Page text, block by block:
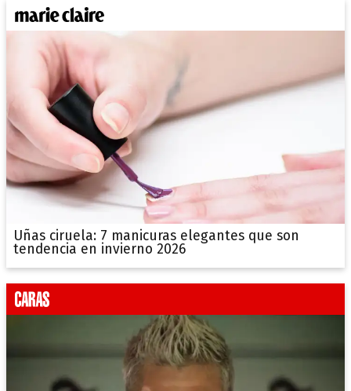
Uñas ciruela: 7 manicuras elegantes que son
tendencia en invierno 2026